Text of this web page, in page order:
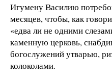
Игумену Василию
месяцев, чтобы, как
«едва ли не одними
каменную церковь,
богослужений утварью,
колоколами.